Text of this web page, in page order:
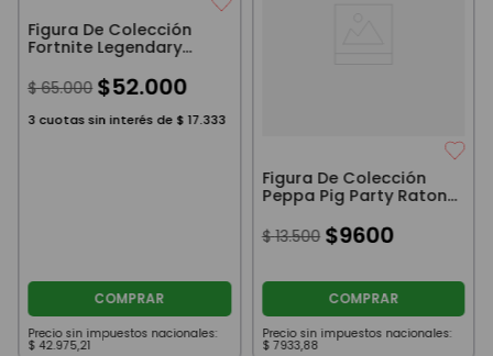
Figura De Colección
Fortnite Legendary
$ 65.000 $52.000
3 cuotas sin interés de $17.333
COMPRAR
Precio sin impuestos nacionales:
$ 42.975,21
Figura De Colección
Peppa Pig Party Raton
$ 13.500 $9600
COMPRAR
Precio sin impuestos nacionales:
$ 7933,88